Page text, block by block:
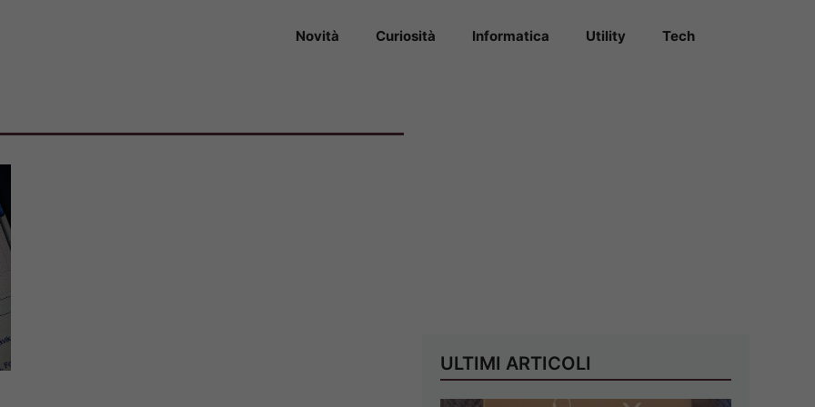
Novità Curiosità Informatica Utility Tech
ULTIMI ARTICOLI